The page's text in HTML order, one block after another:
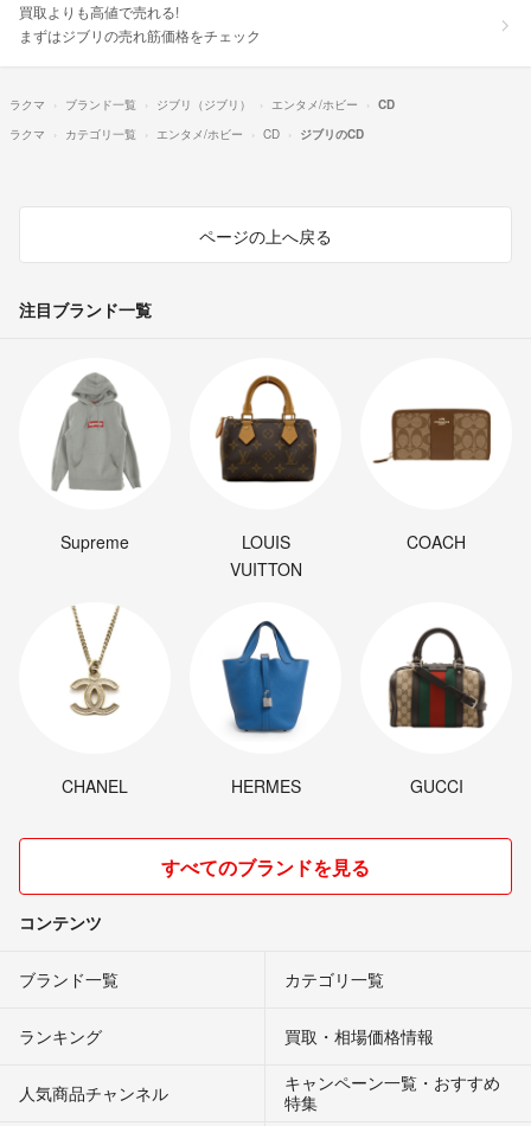
買取よりも高値で売れる!
まずはジブリの売れ筋価格をチェック
ラクマ ブランド一覧 ジブリ（ジブリ） エンタメ/ホビー
CD
ラクマ
カテゴリ一覧 エンタメ/ホビー CD ジブリのCD
ページの上へ戻る
注目ブランド一覧
Supreme
LOUIS
VUITTON
COACH
CHANEL HERMES GUCCI
すべてのブランドを見る
コンテンツ
ブランド一覧 カテゴリ一覧
ランキング 買取・相場価格情報
人気商品チャンネル
キャンペーン一覧・おすすめ
特集